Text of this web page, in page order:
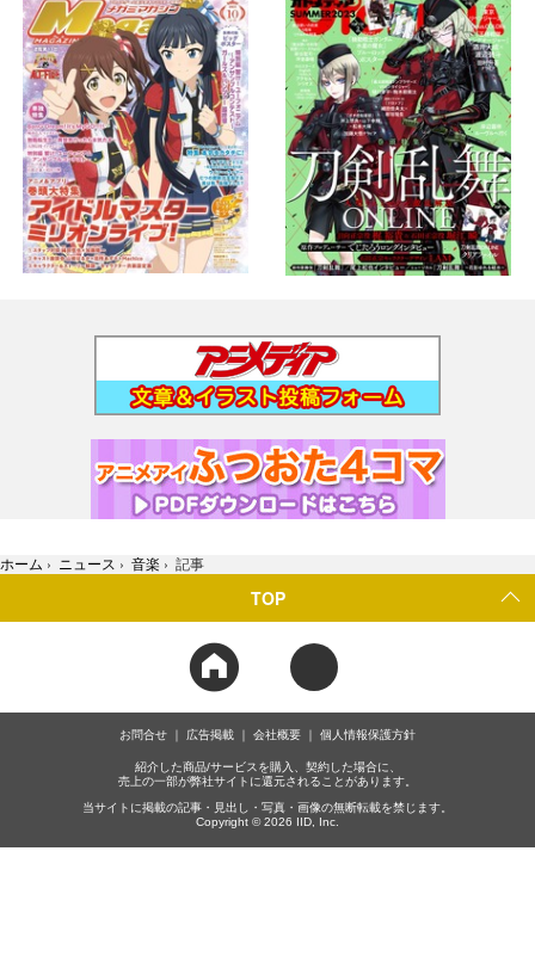
ホーム › ニュース › 音楽 › 記事
TOP
お問合せ 広告掲載 会社概要 個人情報保護方針
紹介した商品/サービスを購入、契約した場合に、
売上の一部が弊社サイトに還元されることがあります。
当サイトに掲載の記事・見出し・写真・画像の無断転載を禁じます。
Copyright © 2026 IID, Inc.